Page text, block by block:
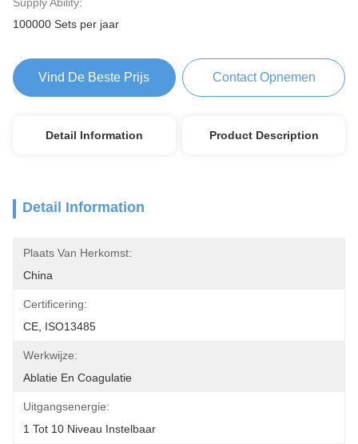
100000 Sets per jaar
Vind De Beste Prijs Contact Opnemen
Detail Information Product Description
Detail Information
Plaats Van Herkomst:
China
Certificering:
CE, ISO13485
Werkwijze:
Ablatie En Coagulatie
Uitgangsenergie:
1 Tot 10 Niveau Instelbaar